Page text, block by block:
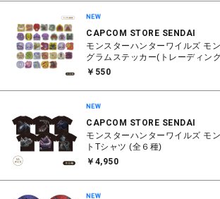
CAPCOM STORE SENDAI
モンスターハンターワイルズ モ
グラムステッカー(トレーディン
￥550
CAPCOM STORE SENDAI
モンスターハンターワイルズ モ
トTシャツ (全６種)
￥4,950